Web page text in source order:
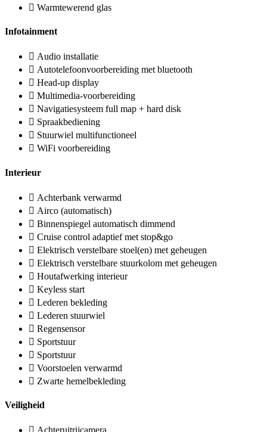
Warmtewerend glas
Infotainment
Audio installatie
Autotelefoonvoorbereiding met bluetooth
Head-up display
Multimedia-voorbereiding
Navigatiesysteem full map + hard disk
Spraakbediening
Stuurwiel multifunctioneel
WiFi voorbereiding
Interieur
Achterbank verwarmd
Airco (automatisch)
Binnenspiegel automatisch dimmend
Cruise control adaptief met stop&go
Elektrisch verstelbare stoel(en) met geheugen
Elektrisch verstelbare stuurkolom met geheugen
Houtafwerking interieur
Keyless start
Lederen bekleding
Lederen stuurwiel
Regensensor
Sportstuur
Sportstuur
Voorstoelen verwarmd
Zwarte hemelbekleding
Veiligheid